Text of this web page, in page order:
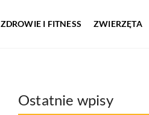
ZDROWIE I FITNESS ZWIERZĘTA
Ostatnie wpisy